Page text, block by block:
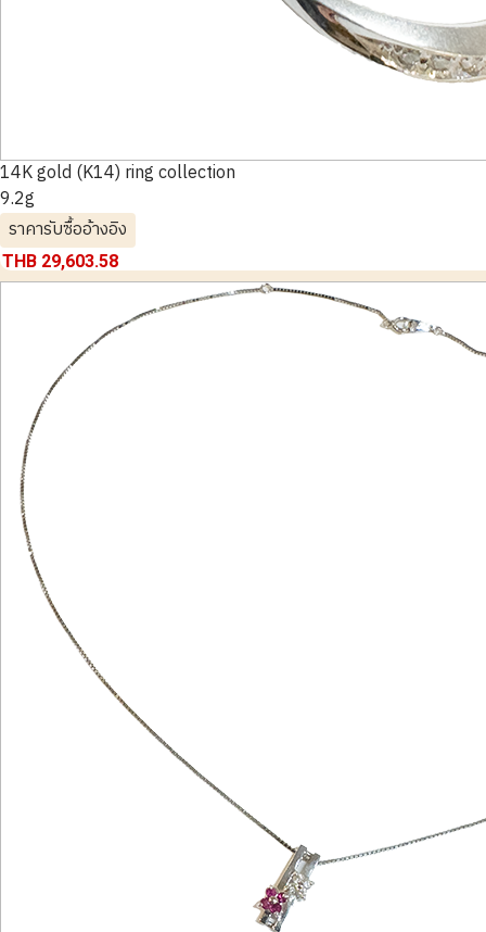
14K gold (K14) ring collection
9.2g
ราคารับซื้ออ้างอิง
THB 29,603.58